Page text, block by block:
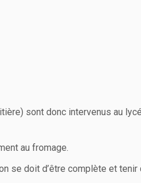
sont donc intervenus au
au fromage.
se doit d’être complète et